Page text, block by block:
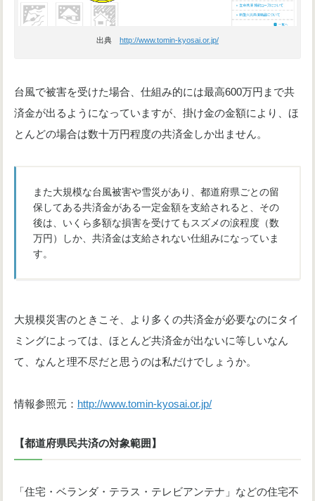
出典 http://www.tomin-kyosai.or.jp/
台風で被害を受けた場合、仕組み的には最高600万円まで共
済金が出るようになっていますが、掛け金の金額により、ほ
とんどの場合は数十万円程度の共済金しか出ません。
また大規模な台風被害や雪災があり、都道府県ごとの留
保してある共済金がある一定金額を支給されると、その
後は、いくら多額な損害を受けてもスズメの涙程度（数
万円）しか、共済金は支給されない仕組みになっていま
す。
大規模災害のときこそ、より多くの共済金が必要なのにタイ
ミングによっては、ほとんど共済金が出ないに等しいなん
て、なんと理不尽だと思うのは私だけでしょうか。
情報参照元： http://www.tomin-kyosai.or.jp/
【都道府県民共済の対象範囲】
「住宅・ベランダ・テラス・テレビアンテナ」などの住宅不